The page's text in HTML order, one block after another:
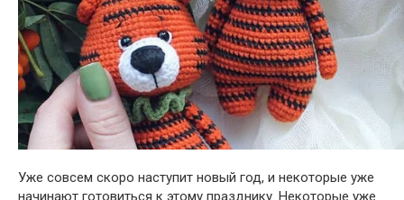
Уже совсем скоро наступит новый год, и некоторые уже
начинают готовиться к этому празднику. Некоторые уже